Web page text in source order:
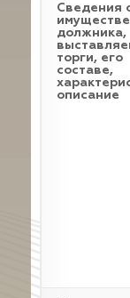
Cведения
имуществе
должника,
торги, его
составе,
описание